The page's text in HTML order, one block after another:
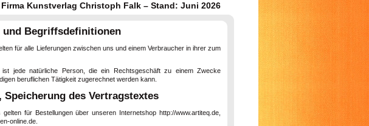
Kunstverlag Christoph Falk – Stand: Juni 2026
und Begriffsdefinitionen
für alle Lieferungen zwischen uns und einem Verbraucher in ihrer zum
ist jede natürliche Person, die ein Rechtsgeschäft zu einem Zwecke
beruflichen Tätigkeit zugerechnet werden kann.
Speicherung des Vertragstextes
für Bestellungen über unseren Internetshop http://www.artiteq.de,
online.de.